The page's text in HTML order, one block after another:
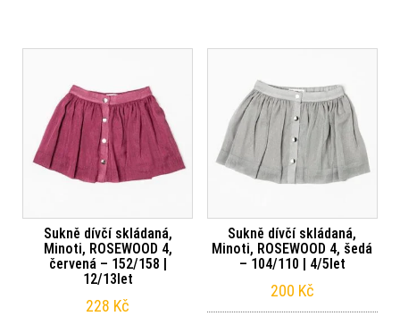
Sukně dívčí skládaná,
Minoti, ROSEWOOD 4,
červená – 152/158 |
12/13let
228 Kč
Sukně dívčí skládaná,
Minoti, ROSEWOOD 4, šedá
– 104/110 | 4/5let
200 Kč